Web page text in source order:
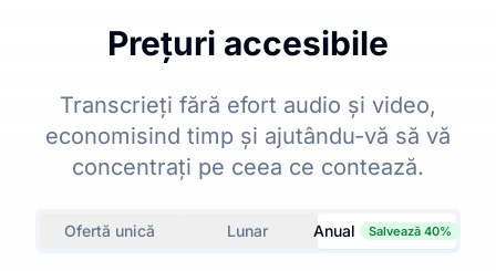
Prețuri accesibile
Transcrieți fără efort audio și video,
economisind timp și ajutându-vă să vă
concentrați pe ceea ce contează.
Ofertă unică Lunar Anual Salvează 40%